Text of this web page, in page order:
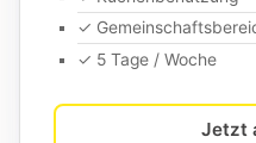
✓
✓ 5 Tage / Woche
Jetzt